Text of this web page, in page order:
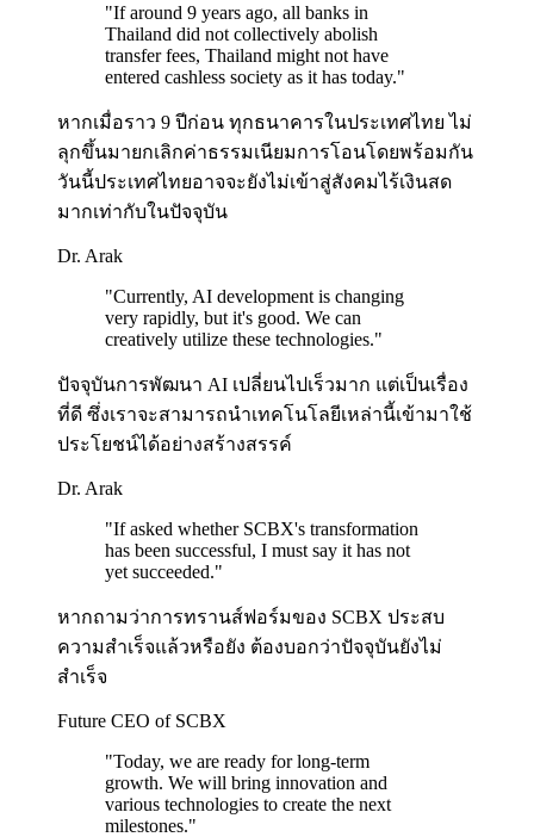
"If around 9 years ago, all banks in
Thailand did not collectively abolish
transfer fees, Thailand might not have
entered cashless society as it has today."
หากเมื่อราว 9 ปีก่อน ทุกธนาคารในประเทศไทย ไม่
ลุกขึ้นมายกเลิกค่าธรรมเนียมการโอนโดยพร้อมกัน
วันนี้ประเทศไทยอาจจะยังไม่เข้าสู่สังคมไร้เงินสด
มากเท่ากับในปัจจุบัน
Dr. Arak
"Currently, AI development is changing
very rapidly, but it's good. We can
creatively utilize these technologies."
ปัจจุบันการพัฒนา AI เปลี่ยนไปเร็วมาก แต่เป็นเรื่อง
ที่ดี ซึ่งเราจะสามารถนำเทคโนโลยีเหล่านี้เข้ามาใช้
ประโยชน์ได้อย่างสร้างสรรค์
Dr. Arak
"If asked whether SCBX's transformation
has been successful, I must say it has not
yet succeeded."
หากถามว่าการทรานส์ฟอร์มของ SCBX ประสบ
ความสำเร็จแล้วหรือยัง ต้องบอกว่าปัจจุบันยังไม่
สำเร็จ
Future CEO of SCBX
"Today, we are ready for long-term
growth. We will bring innovation and
various technologies to create the next
milestones."